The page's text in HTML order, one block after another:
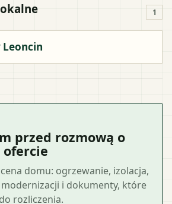
1
Leoncin
przed rozmową o
domu: ogrzewanie, izolacja,
i dokumenty, które
rozliczenia.